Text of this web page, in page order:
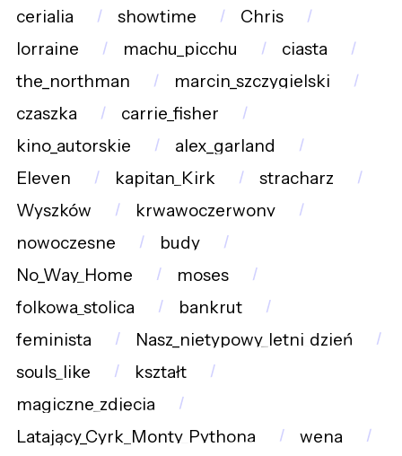
cerialia showtime
Chris
lorraine
machu_picchu
ciasta
the_northman
marcin_szczygielski
czaszka
carrie_fisher
kino_autorskie
alex_garland
Eleven
kapitan_Kirk
stracharz
Wyszków
krwawoczerwony
nowoczesne
budy
No_Way_Home
moses
folkowa_stolica
bankrut
feminista
Nasz_nietypowy_letni_dzień
souls_like
kształt
magiczne_zdjęcia
Latający_Cyrk_Monty_Pythona
wena